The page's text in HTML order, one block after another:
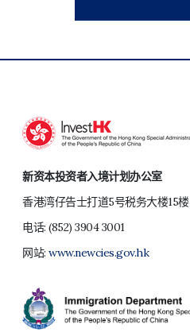
新资本投资者入境计划办公室
香港湾仔告士打道5号税务大楼15楼
电话:(852) 3904 3001
网站:www.newcies.gov.hk